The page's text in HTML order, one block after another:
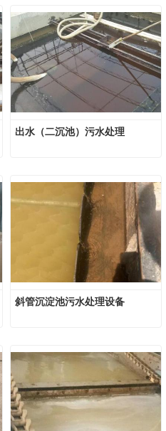
出水（二沉池）污水处理
斜管沉淀池污水处理设备